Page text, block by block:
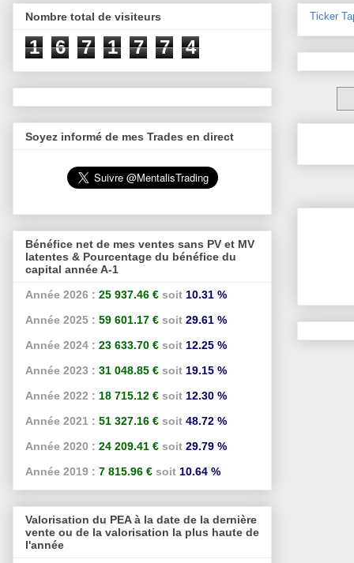
Ticker
Nombre total de visiteurs
1 6 7 1 7 7 4
Soyez informé de mes Trades en direct
Bénéfice net de mes ventes sans PV et MV
latentes & Pourcentage du bénéfice du
capital année A-1
Année 2026 : 25 937.46 € soit 10.31 %
Année 2025 : 59 601.17 € soit 29.61 %
Année 2024 : 23 633.70 € soit 12.25 %
Année 2023 : 31 048.85 € soit 19.15 %
Année 2022 : 18 715.12 € soit 12.30 %
Année 2021 : 51 327.16 € soit 48.72 %
Année 2020 : 24 209.41 € soit 29.79 %
Année 2019 : 7 815.96 € soit 10.64 %
Valorisation du PEA à la date de la dernière
vente ou de la valorisation la plus haute de
l'année